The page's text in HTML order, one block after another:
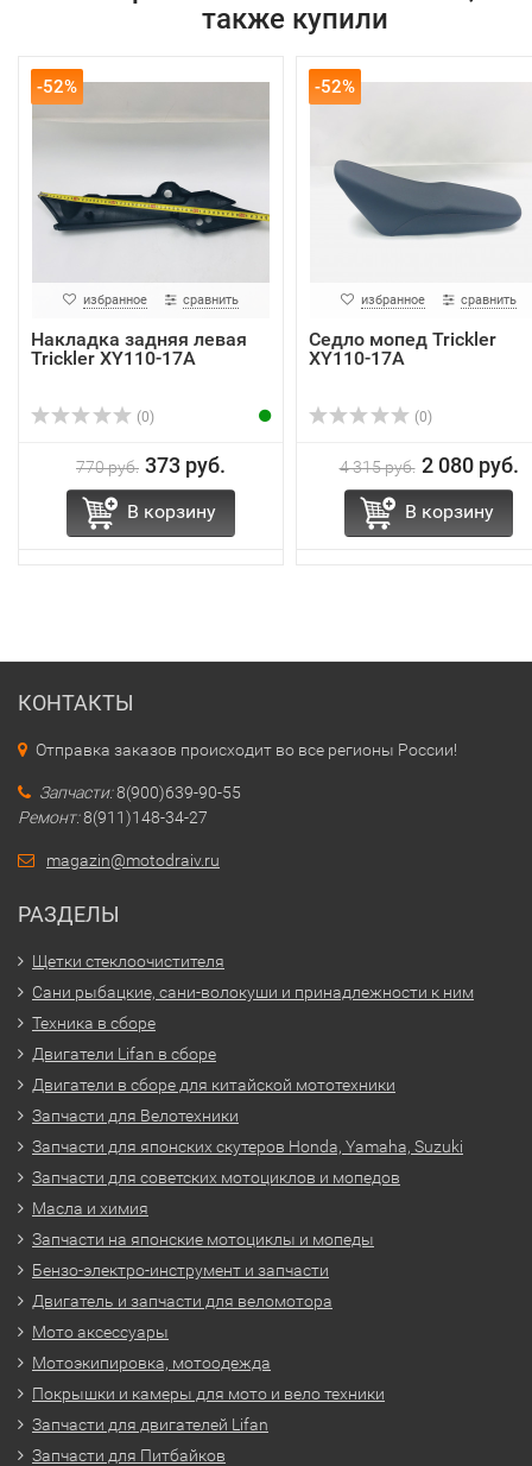
также купили
-52%
избранное сравнить
Накладка задняя левая
Trickler XY110-17A
(0)
770 руб. 373 руб.
В корзину
-52%
избранное сравнить
Седло мопед Trickler
XY110-17A
(0)
4 315 руб. 2 080 руб.
В корзину
КОНТАКТЫ
Отправка заказов происходит во все регионы России!
Запчасти:8(900)639-90-55
Ремонт:8(911)148-34-27
magazin@motodraiv.ru
РАЗДЕЛЫ
Щетки стеклоочистителя
Сани рыбацкие, сани-волокуши и принадлежности к ним
Техника в сборе
Двигатели Lifan в сборе
Двигатели в сборе для китайской мототехники
Запчасти для Велотехники
Запчасти для японских скутеров Honda, Yamaha, Suzuki
Запчасти для советских мотоциклов и мопедов
Масла и химия
Запчасти на японские мотоциклы и мопеды
Бензо-электро-инструмент и запчасти
Двигатель и запчасти для веломотора
Мото аксессуары
Мотоэкипировка, мотоодежда
Покрышки и камеры для мото и вело техники
Запчасти для двигателей Lifan
Запчасти для Питбайков